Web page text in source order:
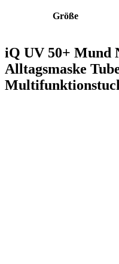
Größe
iQ UV 50+ Mund
Alltagsmaske